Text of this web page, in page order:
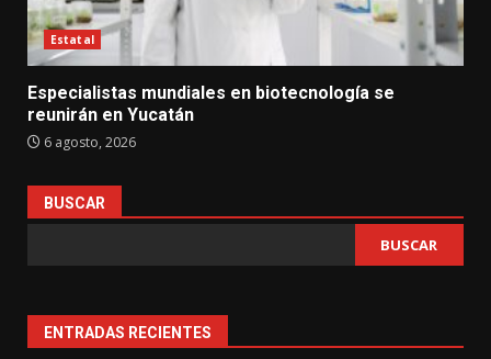
Estatal
Especialistas mundiales en biotecnología se
reunirán en Yucatán
6 agosto, 2026
BUSCAR
BUSCAR
ENTRADAS RECIENTES